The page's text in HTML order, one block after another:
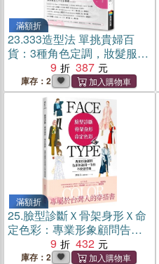
滿額折
23.333造型法 單挑貴婦百
貨：3種角色定調，妝髮服3
點不漏，3配對加分法，讓你
職場專業、休閒有型、社交
好感度爆棚
9 387
庫存：2
滿額折
25.臉型診斷Ｘ骨架身形Ｘ命
定色彩：專業形象顧問告訴
你適用一生的不敗穿搭術
9 432
庫存：2